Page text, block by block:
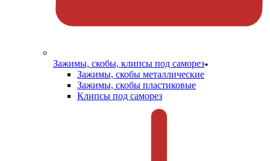
Зажимы, скобы, клипсы под саморез
Зажимы, скобы металлические
Зажимы, скобы пластиковые
Клипсы под саморез